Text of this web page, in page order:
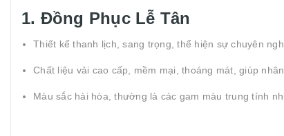
1. Đồng Phục Lễ Tân
Thiết kế thanh lịch, sang trọng, thể hiện sự chuyên
Chất liệu vải cao cấp, mềm mại, thoáng mát, giúp
Màu sắc hài hòa, thường là các gam màu trung tính